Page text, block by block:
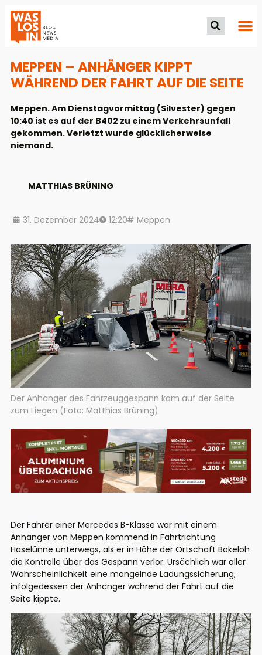
MEPPEN – ANHÄNGER KIPPT
WÄHREND DER FAHRT AUF DIE SEITE
Meppen. Am Dienstagvormittag (Silvester) gegen
10:40 ist es auf der B402 zu einem Verkehrsunfall
gekommen. Verletzt wurde glücklicherweise
niemand.
MATTHIAS BRÜNING
31. Dezember 2024 12:20 Meppen
Der Anhänger des Fahrzeuggespann kam auf der Seite
zum Liegen (Foto: Matthias Brüning)
Der Fahrer einer Mercedes B-Klasse war mit einem
Anhänger von Meppen kommend in Fahrtrichtung
Haselünne unterwegs, als er in Höhe der Ortschaft Bokeloh
die Kontrolle über das Gespann verlor. Ursächlich war aller
Wahrscheinlichkeit eine mangelnde Ladungssicherung,
infolgedessen der Anhänger während der Fahrt auf die
Seite kippte.